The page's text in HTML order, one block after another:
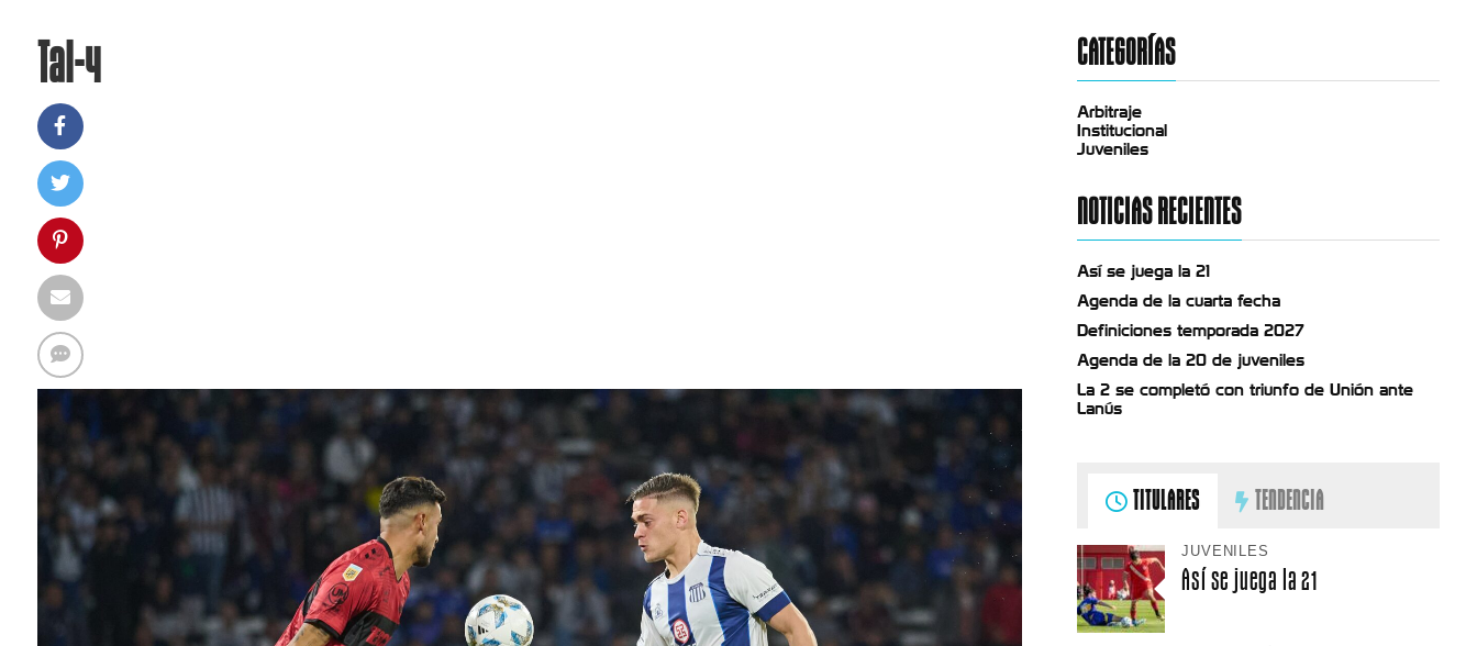
Tal-4 CATEGORÍAS
Arbitraje
Institucional
Juveniles
NOTICIAS RECIENTES
Así se juega la 21
Agenda de la cuarta fecha
Definiciones temporada 2027
Agenda de la 20 de juveniles
La 2 se completó con triunfo de Unión ante
Lanús
TITULARES TENDENCIA
JUVENILES
Así se juega la 21